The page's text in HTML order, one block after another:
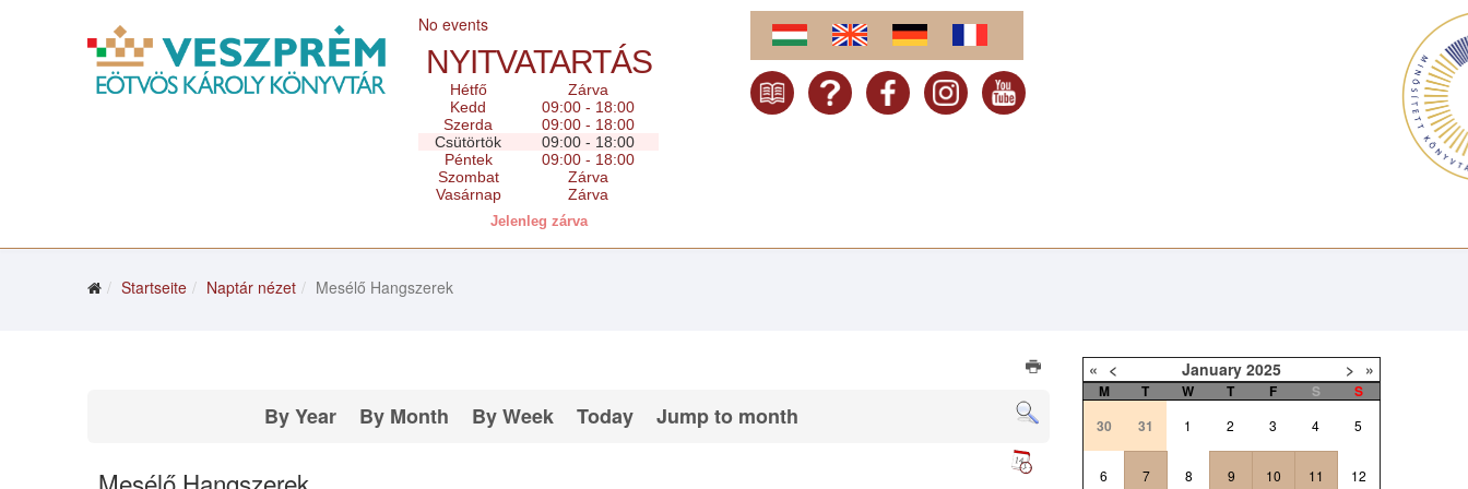
No events
NYITVATARTÁS
Hétfő
Zárva
Kedd
09:00 - 18:00
Szerda
09:00 - 18:00
Csütörtök
09:00 - 18:00
Péntek
09:00 - 18:00
Szombat
Zárva
Vasárnap
Zárva
Jelenleg zárva
Startseite Naptár nézet Mesélő Hangszerek
By Year By Month By Week Today Jump to month
« < January 2025 > »
M T W T F S
S
30
31 1 2 3 4 5
6 7 8 9 10 11 12